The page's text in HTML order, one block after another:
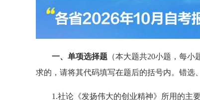
一、单项选择题 （本大题共20小题，每
求的，请将其代码填写在题后的括号内。错选
1.社论《发扬伟大的创业精神》所用的主要